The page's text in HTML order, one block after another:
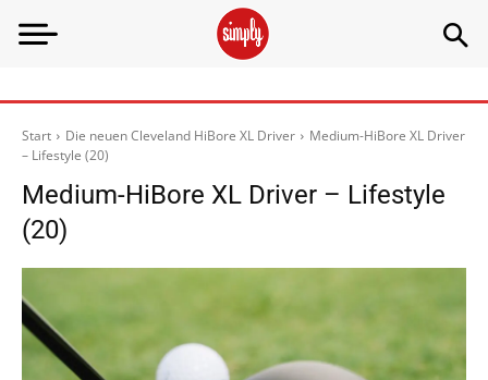
Start Die neuen Cleveland HiBore XL Driver
Medium-HiBore XL Driver
– Lifestyle (20)
Medium-HiBore XL Driver – Lifestyle
(20)